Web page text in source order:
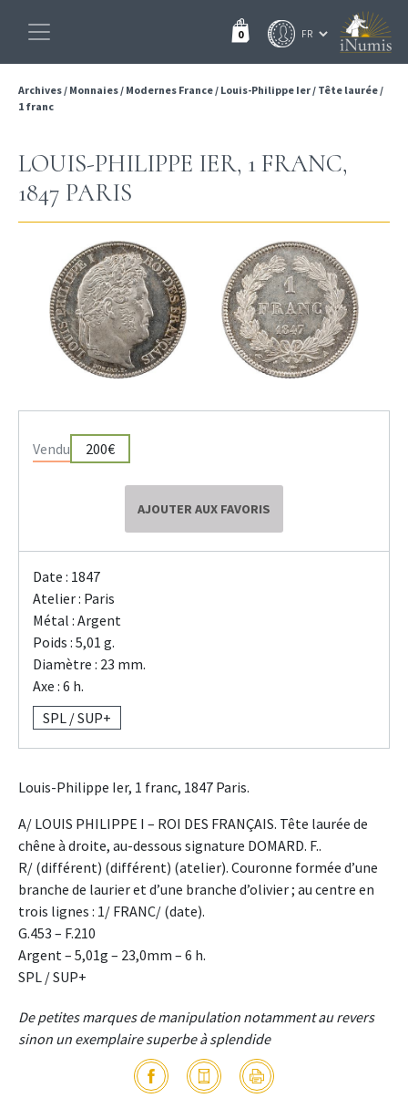
0
Archives/ Monnaies/ Modernes France/ Louis-Philippe Ier/ Tête laurée/
1 franc
LOUIS-PHILIPPE IER, 1 FRANC,
1847 PARIS
Vendu 200€
AJOUTER AUX FAVORIS
Date : 1847
Atelier : Paris
Métal : Argent
Poids : 5,01 g.
Diamètre : 23 mm.
Axe : 6 h.
SPL / SUP+
Louis-Philippe Ier, 1 franc, 1847 Paris.
A/ LOUIS PHILIPPE I – ROI DES FRANÇAIS. Tête laurée de
chêne à droite, au-dessous signature DOMARD. F..
R/ (différent) (différent) (atelier). Couronne formée d’une
branche de laurier et d’une branche d’olivier ; au centre en
trois lignes : 1/ FRANC/ (date).
G.453 – F.210
Argent – 5,01g – 23,0mm – 6 h.
SPL / SUP+
De petites marques de manipulation notamment au revers
sinon un exemplaire superbe à splendide